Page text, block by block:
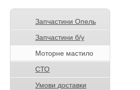
Запчастини Опель
Запчастини б/у
Моторне мастило
СТО
Умови доставки